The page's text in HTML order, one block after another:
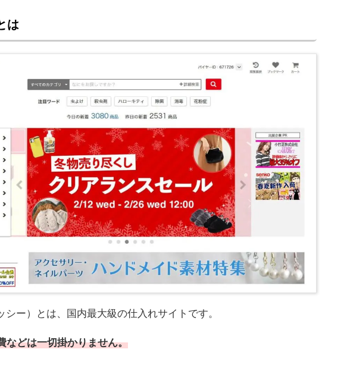
は
シー）とは、国内最大級の仕入れサイトです。
などは一切掛かりません。